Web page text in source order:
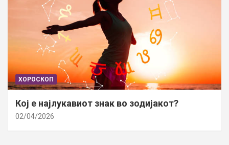
ХОРОСКОП
Кој е најлукавиот знак во зодијакот?
02/04/2026